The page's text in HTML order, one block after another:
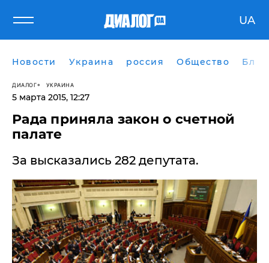
UA
Новости Украина россия Общество
ДИАЛОГ УКРАИНА
5 марта 2015, 12:27
Рада приняла закон о счетной
палате
За высказались 282 депутата.